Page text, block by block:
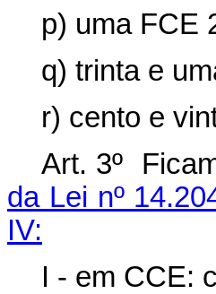
p) uma FCE
q) trinta e
r) cento e
Art. 3º
da Lei nº
IV:
I - em CCE: